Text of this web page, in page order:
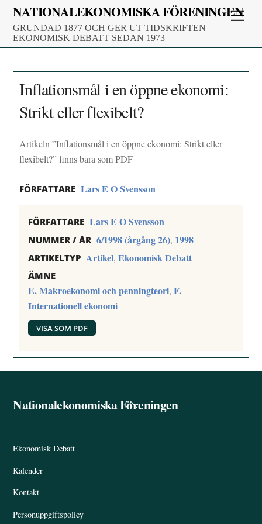
Skip
content
NATIONALEKONOMISKA FÖRENINGEN
GRUNDAD 1877 OCH GER UT TIDSKRIFTEN
EKONOMISK DEBATT SEDAN 1973
Inflationsmål i en öppne ekonomi:
Strikt eller flexibelt?
Artikeln ”Inflationsmål i en öppne ekonomi: Strikt eller
flexibelt?” finns bara som PDF
FÖRFATTARE Lars E O Svensson
FÖRFATTARE Lars E O Svensson
NUMMER / ÅR 6/1998 (årgång 26), 1998
ARTIKELTYP Artikel,Ekonomisk Debatt
ÄMNE
E. Makroekonomi och penningteori,F.
Internationell ekonomi
VISA SOM PDF
Back
Nationalekonomiska Föreningen
Ekonomisk Debatt
Kalender
Kontakt
Personuppgiftspolicy